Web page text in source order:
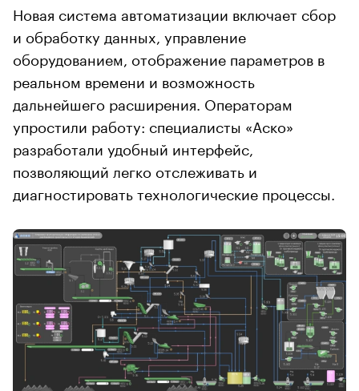
Новая система автоматизации включает сбор
и обработку данных, управление
оборудованием, отображение параметров в
реальном времени и возможность
дальнейшего расширения. Операторам
упростили работу: специалисты «Аско»
разработали удобный интерфейс,
позволяющий легко отслеживать и
диагностировать технологические процессы.